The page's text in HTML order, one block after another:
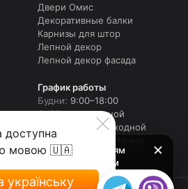
Двери Омис
Декоративные балки
Карнизы для штор
Лепной декор
Лепной декор фасада
График работы
Будни: 9:00–18:00
Суббота:выходной
Воскресенье:выходной
Онлайн:
c 9 до 18 по будням
в субботу в телефоном
и в воскресенье выходные.
доступна
мовою 🇺🇦
українську